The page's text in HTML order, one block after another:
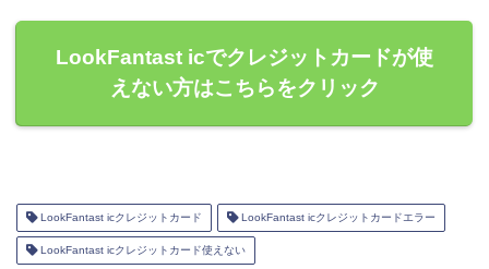
LookFantast icでクレジットカードが使
えない方はこちらをクリック
LookFantast icクレジットカード LookFantast icクレジットカードエラー
LookFantast icクレジットカード使えない